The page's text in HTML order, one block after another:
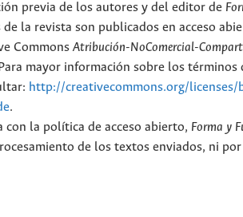
previa de los autores y del editor de
de la revista son publicados en acceso
Commons Atribución-NoComercial-
mayor información sobre los términos
http://creativecommons.org/licenses/
.
con la política de acceso abierto, Forma y
de los textos enviados, ni